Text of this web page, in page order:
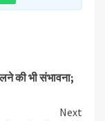
की भी संभावना;
Next